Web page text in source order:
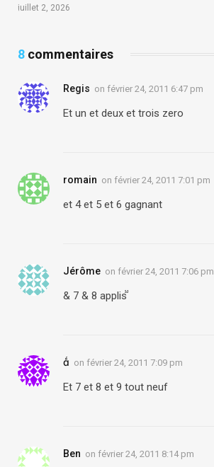
juillet 2, 2026
8 commentaires
Regis on février 24, 2011 6:47 pm
Et un et deux et trois zero
romain on février 24, 2011 7:01 pm
et 4 et 5 et 6 gagnant
Jérôme on février 24, 2011 7:06 pm
& 7 & 8 applis 
 on février 24, 2011 7:09 pm
Et 7 et 8 et 9 tout neuf
Ben on février 24, 2011 8:14 pm